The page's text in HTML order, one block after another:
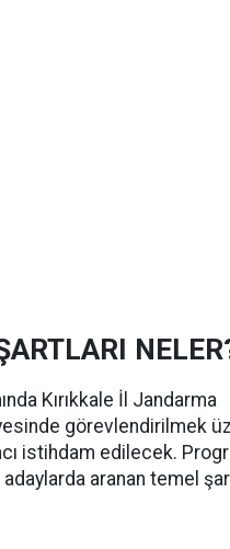
Kırıkkale İl Jandarma
görevlendirilmek
istihdam edilecek.
aranan temel